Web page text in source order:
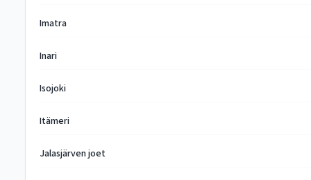
Imatra
Inari
Isojoki
Itämeri
Jalasjärven joet